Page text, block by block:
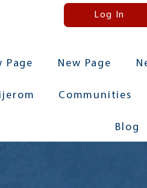
Log In
Page New Page
Communities
Blog